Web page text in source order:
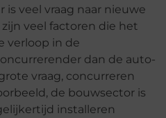
veel vraag naar nieuwe
veel factoren die het
verloop in de
dan de auto-
vraag, concurreren
de bouwsector is
installeren